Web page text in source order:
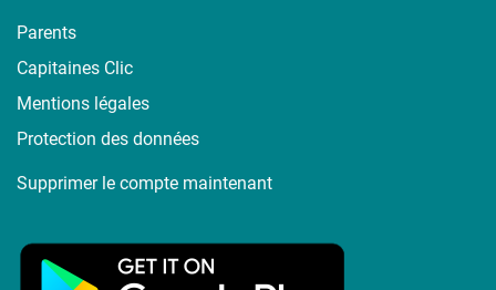
Parents
Capitaines Clic
Mentions légales
Protection des données
Supprimer le compte maintenant